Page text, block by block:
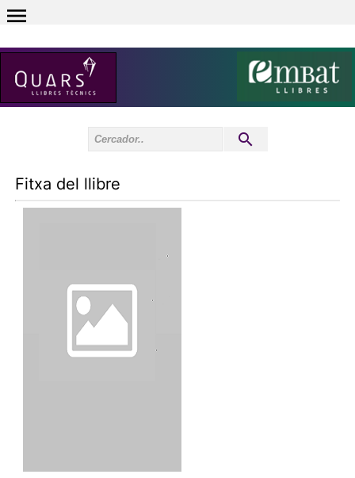
Inici sessió 0
Fitxa del llibre